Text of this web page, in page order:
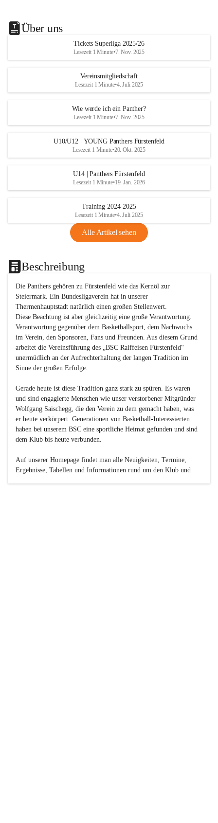
Über uns
Tickets Superliga 2025/26
Lesezeit 1 Minute•7. Nov. 2025
Vereinsmitgliedschaft
Lesezeit 1 Minute•4. Juli 2025
Wie werde ich ein Panther?
Lesezeit 1 Minute•7. Nov. 2025
U10/U12 | YOUNG Panthers Fürstenfeld
Lesezeit 1 Minute•20. Okt. 2025
U14 | Panthers Fürstenfeld
Lesezeit 1 Minute•19. Jan. 2026
Training 2024-2025
Lesezeit 1 Minute•4. Juli 2025
Alle Artikel sehen
Beschreibung
Die Panthers gehören zu Fürstenfeld wie das Kernöl zur
Steiermark. Ein Bundesligaverein hat in unserer
Thermenhauptstadt natürlich einen großen Stellenwert.
Diese Beachtung ist aber gleichzeitig eine große Verantwortung.
Verantwortung gegenüber dem Basketballsport, dem Nachwuchs
im Verein, den Sponsoren, Fans und Freunden. Aus diesem Grund
arbeitet die Vereinsführung des „BSC Raiffeisen Fürstenfeld“
unermüdlich an der Aufrechterhaltung der langen Tradition im
Sinne der großen Erfolge.
Gerade heute ist diese Tradition ganz stark zu spüren. Es waren
und sind engagierte Menschen wie unser verstorbener Mitgründer
Wolfgang Saischegg, die den Verein zu dem gemacht haben, was
er heute verkörpert. Generationen von Basketball-Interessierten
haben bei unserem BSC eine sportliche Heimat gefunden und sind
dem Klub bis heute verbunden.
Auf unserer Homepage findet man alle Neuigkeiten, Termine,
Ergebnisse, Tabellen und Informationen rund um den Klub und